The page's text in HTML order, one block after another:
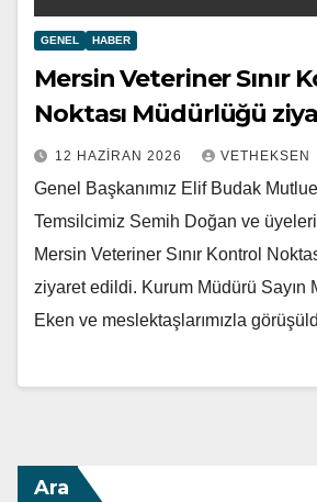
GENEL HABER
Mersin Veteriner Sınır
Noktası Müdürlüğü
12 HAZIRAN 2026 VETHEKSEN
Genel Başkanımız Elif Budak
Temsilcimiz Semih Doğan ve
Mersin Veteriner Sınır Kontrol
ziyaret edildi. Kurum Müdürü Sayın
Eken ve meslektaşlarımızla
Ara